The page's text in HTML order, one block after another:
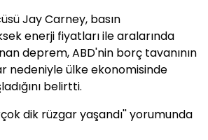
Jay Carney, basın
enerji fiyatları ile aralarında
deprem, ABD'nin borç tavanının
nedeniyle ülke ekonomisinde
belirtti.
dik rüzgar yaşandı'' yorumunda